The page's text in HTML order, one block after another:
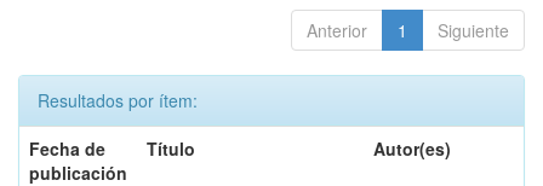
Anterior 1 Siguiente
Resultados por ítem:
Fecha de
publicación
Título Autor(es)